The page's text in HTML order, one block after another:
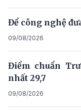
Để công nghệ
09/08/2026
Điểm chuẩn
nhất 29,7
09/08/2026